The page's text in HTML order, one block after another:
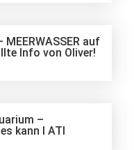
auf
Info von Oliver!
–
kann I ATI